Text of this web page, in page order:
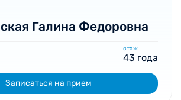
Галина Федоровна
стаж
43 года
Записаться на прием